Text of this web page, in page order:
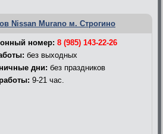
Nissan Murano м. Строгино
номер: 8 (985) 143-22-26
без выходных
дни: без праздников
9-21 час.